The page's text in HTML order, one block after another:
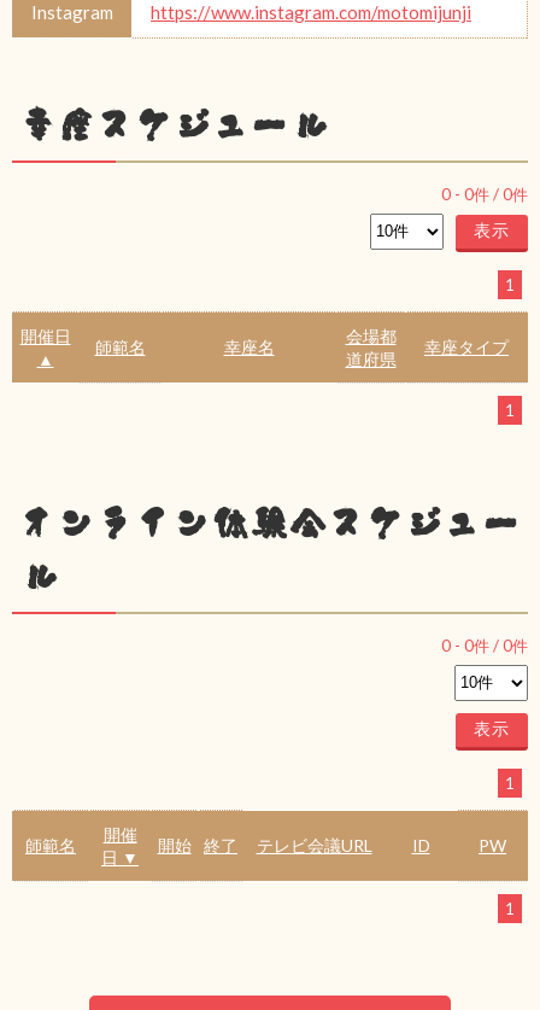
Instagram https://www.instagram.com/motomijunji
幸座スケジュール
0 - 0件 /0件
1
開催日
▲
師範名 幸座名
会場都
道府県
幸座タイプ
1
オンライン体験会スケジュー
ル
0 - 0件 /0件
1
師範名
開催
日 ▼
開始 終了 テレビ会議URL ID PW
1